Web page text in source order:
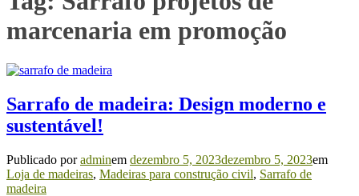
marcenaria em promoção
Sarrafo de madeira: Design moderno e
sustentável!
Publicado poradminem dezembro 5, 2023dezembro 5, 2023em
Loja de madeiras, Madeiras para construção civil, Sarrafo de
madeira